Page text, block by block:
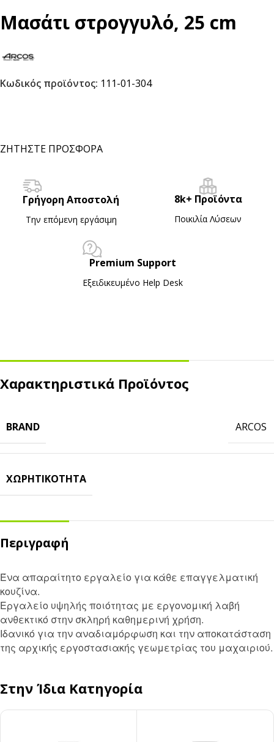
Μασάτι στρογγυλό, 25 cm
Κωδικός προϊόντος: 111-01-304
ΖΗΤΗΣΤΕ ΠΡΟΣΦΟΡΑ
Γρήγορη Αποστολή
Την επόμενη εργάσιμη
8k+ Προϊόντα
Ποικιλία Λύσεων
Premium Support
Εξειδικευμένο Ηelp Desk
Χαρακτηριστικά Προϊόντος
BRAND ARCOS
ΧΩΡΗΤΙΚΌΤΗΤΑ
Περιγραφή
Ένα απαραίτητο εργαλείο για κάθε επαγγελματική
κουζίνα.
Εργαλείο υψηλής ποιότητας με εργονομική λαβή
ανθεκτικό στην σκληρή καθημερινή χρήση.
Ιδανικό για την αναδιαμόρφωση και την αποκατάσταση
της αρχικής εργοστασιακής γεωμετρίας του μαχαιριού.
Στην Ίδια Κατηγορία